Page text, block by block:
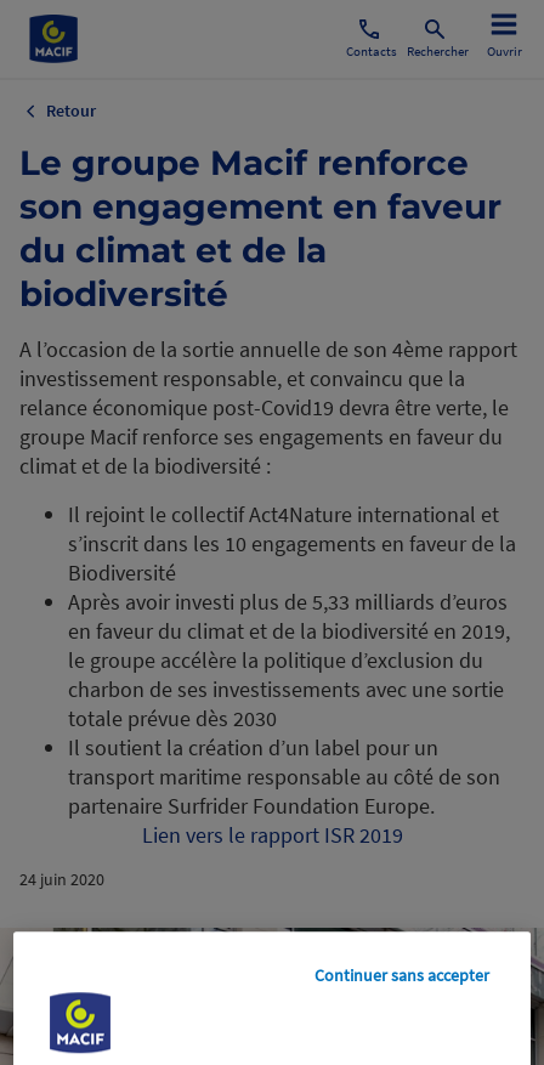
Contacts Rechercher Ouvrir
Retour
Le groupe Macif renforce
son engagement en faveur
du climat et de la
biodiversité
A l’occasion de la sortie annuelle de son 4ème rapport
investissement responsable, et convaincu que la
relance économique post-Covid19 devra être verte, le
groupe Macif renforce ses engagements en faveur du
climat et de la biodiversité :
Il rejoint le collectif Act4Nature international et
s’inscrit dans les 10 engagements en faveur de la
Biodiversité
Après avoir investi plus de 5,33 milliards d’euros
en faveur du climat et de la biodiversité en 2019,
le groupe accélère la politique d’exclusion du
charbon de ses investissements avec une sortie
totale prévue dès 2030
Il soutient la création d’un label pour un
transport maritime responsable au côté de son
partenaire Surfrider Foundation Europe.
Lien vers le rapport ISR 2019
24 juin 2020
Continuer sans accepter